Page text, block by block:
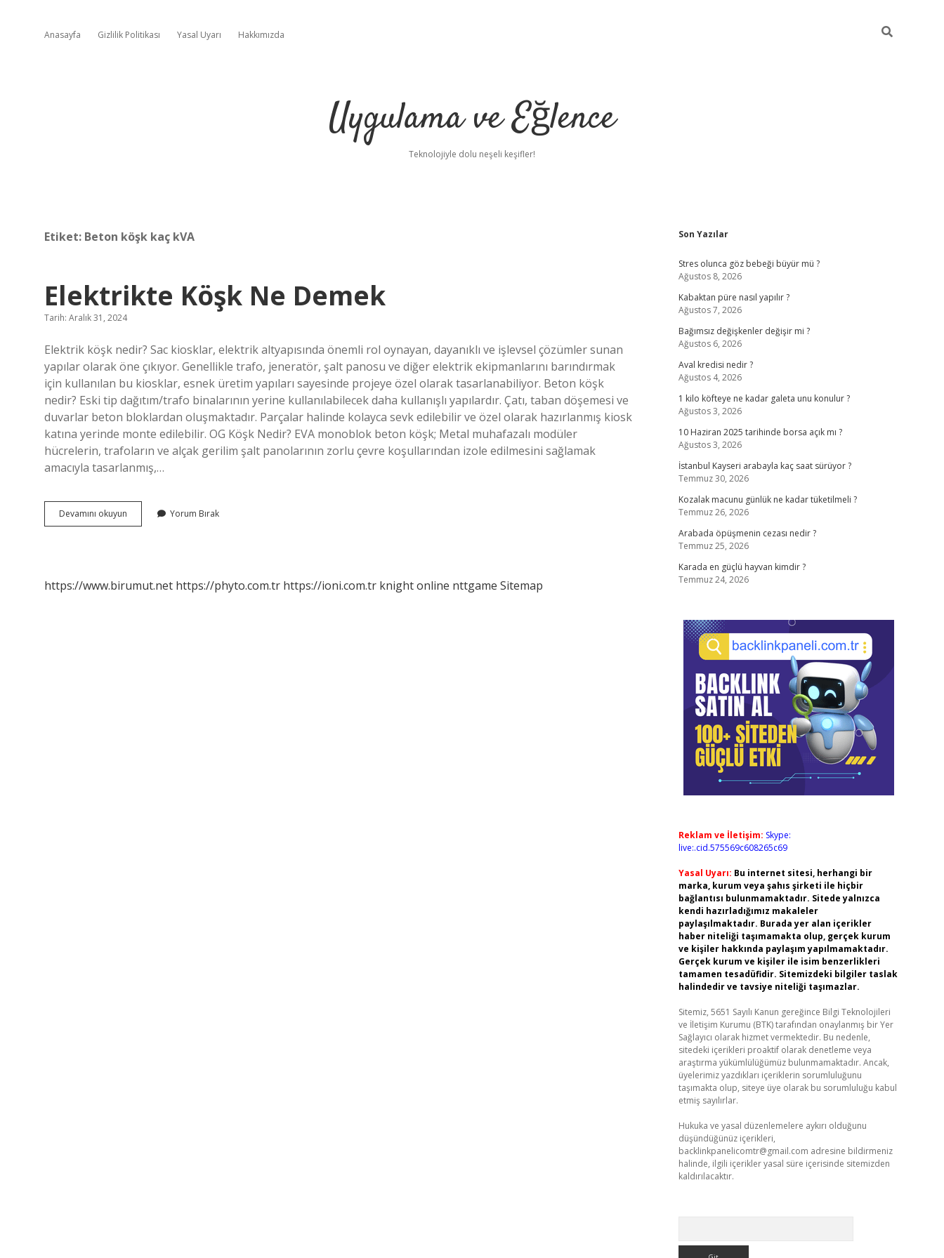
Anasayfa Gizlilik Politikası Yasal Uyarı Hakkımızda
Uygulama ve Eğlence
Teknolojiyle dolu neşeli keşifler!
Etiket: Beton köşk kaç kVA
Elektrikte Köşk Ne Demek
Tarih: Aralık 31, 2024
Elektrik köşk nedir? Sac kiosklar, elektrik altyapısında önemli rol oynayan, dayanıklı ve işlevsel çözümler sunan
yapılar olarak öne çıkıyor. Genellikle trafo, jeneratör, şalt panosu ve diğer elektrik ekipmanlarını barındırmak
için kullanılan bu kiosklar, esnek üretim yapıları sayesinde projeye özel olarak tasarlanabiliyor. Beton köşk
nedir? Eski tip dağıtım/trafo binalarının yerine kullanılabilecek daha kullanışlı yapılardır. Çatı, taban döşemesi ve
duvarlar beton bloklardan oluşmaktadır. Parçalar halinde kolayca sevk edilebilir ve özel olarak hazırlanmış kiosk
katına yerinde monte edilebilir. OG Köşk Nedir? EVA monoblok beton köşk; Metal muhafazalı modüler
hücrelerin, trafoların ve alçak gerilim şalt panolarının zorlu çevre koşullarından izole edilmesini sağlamak
amacıyla tasarlanmış,…
Devamını okuyun Elektrikte
Köşk
Yorum Bırak
https://www.birumut.net https://phyto.com.tr https://ioni.com.tr knight online nttgame Sitemap
Sidebar
Son Yazılar
Stres olunca göz bebeği büyür mü ?
Ağustos 8, 2026
Kabaktan püre nasıl yapılır ?
Ağustos 7, 2026
Bağımsız değişkenler değişir mi ?
Ağustos 6, 2026
Aval kredisi nedir ?
Ağustos 4, 2026
1 kilo köfteye ne kadar galeta unu konulur ?
Ağustos 3, 2026
10 Haziran 2025 tarihinde borsa açık mı ?
Ağustos 3, 2026
İstanbul Kayseri arabayla kaç saat sürüyor ?
Temmuz 30, 2026
Kozalak macunu günlük ne kadar tüketilmeli ?
Temmuz 26, 2026
Arabada öpüşmenin cezası nedir ?
Temmuz 25, 2026
Karada en güçlü hayvan kimdir ?
Temmuz 24, 2026
Reklam ve İletişim: Skype:
live:.cid.575569c608265c69
Yasal Uyarı: Bu internet sitesi, herhangi bir
marka, kurum veya şahıs şirketi ile hiçbir
bağlantısı bulunmamaktadır. Sitede yalnızca
kendi hazırladığımız makaleler
paylaşılmaktadır. Burada yer alan içerikler
haber niteliği taşımamakta olup, gerçek kurum
ve kişiler hakkında paylaşım yapılmamaktadır.
Gerçek kurum ve kişiler ile isim benzerlikleri
tamamen tesadüfidir. Sitemizdeki bilgiler taslak
halindedir ve tavsiye niteliği taşımazlar.
Sitemiz, 5651 Sayılı Kanun gereğince Bilgi Teknolojileri
ve İletişim Kurumu (BTK) tarafından onaylanmış bir Yer
Sağlayıcı olarak hizmet vermektedir. Bu nedenle,
sitedeki içerikleri proaktif olarak denetleme veya
araştırma yükümlülüğümüz bulunmamaktadır. Ancak,
üyelerimiz yazdıkları içeriklerin sorumluluğunu
taşımakta olup, siteye üye olarak bu sorumluluğu kabul
etmiş sayılırlar.
Hukuka ve yasal düzenlemelere aykırı olduğunu
düşündüğünüz içerikleri,
backlinkpanelicomtr@gmail.com adresine bildirmeniz
halinde, ilgili içerikler yasal süre içerisinde sitemizden
kaldırılacaktır.